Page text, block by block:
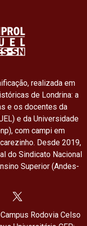
realizada em
de Londrina: a
e os docentes da
e da Universidade
com campi em
Desde 2019,
do Sindicato Nacional
Superior (Andes-
Rodovia Celso